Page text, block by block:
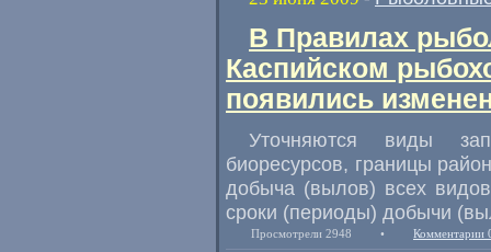
В Правилах
Каспийском
появились
Уточняются виды
биоресурсов, границы
добыча (вылов) всех
сроки (периоды) добычи
Просмотрели 2948 • Комментарии